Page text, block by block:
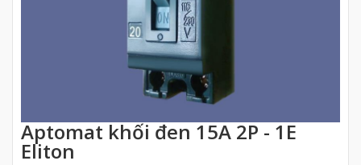
Aptomat khối đen 15A 2P - 1E
Eliton